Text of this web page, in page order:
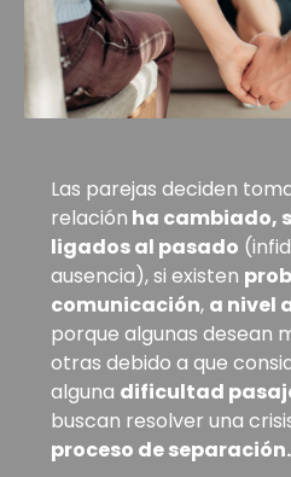
Las parejas deciden
relación ha cambiado,
ligados al pasado
ausencia), si existen
comunicación, a nivel
porque algunas desean
otras debido a que
alguna dificultad
buscan resolver una
proceso de separación.